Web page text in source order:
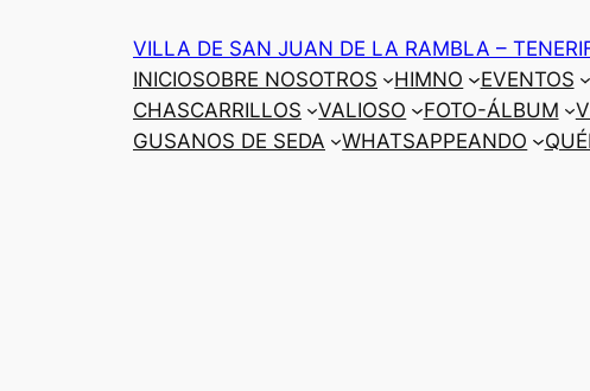
VILLA DE SAN JUAN DE LA RAMBLA –
INICIOSOBRE NOSOTROS HIMNO EVENTOS
CHASCARRILLOS
VALIOSO FOTO-ÁLBUM
GUSANOS DE SEDA
WHATSAPPEANDO